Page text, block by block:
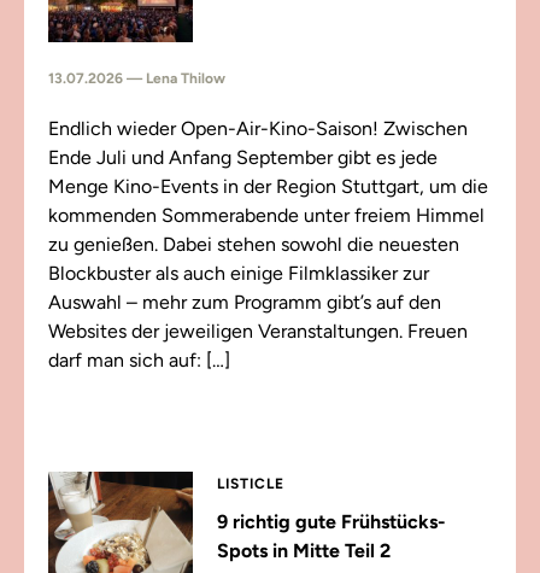
13.07.2026 — Lena Thilow
Endlich wieder Open-Air-Kino-Saison! Zwischen
Ende Juli und Anfang September gibt es jede
Menge Kino-Events in der Region Stuttgart, um die
kommenden Sommerabende unter freiem Himmel
zu genießen. Dabei stehen sowohl die neuesten
Blockbuster als auch einige Filmklassiker zur
Auswahl – mehr zum Programm gibt’s auf den
Websites der jeweiligen Veranstaltungen. Freuen
darf man sich auf: […]
LISTICLE
9 richtig gute Frühstücks-
Spots in Mitte Teil 2